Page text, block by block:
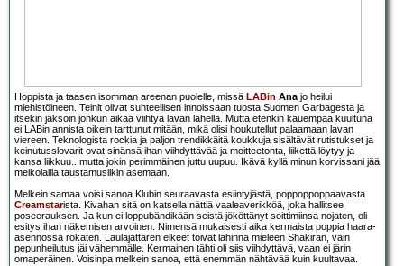
Hoppista ja taasen isomman areenan puolelle, missä LABin Anajo heilui
miehistöineen. Teinit olivat suhteellisen innoissaan tuosta Suomen Garbagesta ja
itsekin jaksoin jonkun aikaa viihtyä lavan lähellä. Mutta etenkin kauempaa kuultuna
ei LABin annista oikein tarttunut mitään, mikä olisi houkutellut palaamaan lavan
viereen. Teknologista rockia ja paljon trendikkäitä koukkuja sisältävät rutistukset ja
keinutusslovarit ovat sinänsä ihan viihdyttävää ja moitteetonta, liikettä löytyy ja
kansa liikkuu...mutta jokin perimmäinen juttu uupuu. Ikävä kyllä minun korvissani jää
melkolailla taustamusiikin asemaan.
Melkein samaa voisi sanoa Klubin seuraavasta esiintyjästä, poppoppoppaavasta
Creamstarista. Kivahan sitä on katsella nättiä vaaleaverikköä, joka hallitsee
poseerauksen. Ja kun ei loppubändikään seistä jököttänyt soittimiinsa nojaten, oli
esitys ihan näkemisen arvoinen. Nimensä mukaisesti aika kermaista poppia haara-
asennossa rokaten. Laulajattaren elkeet toivat lähinnä mieleen Shakiran, vain
pepunheilutus jäi vähemmälle. Kermainen tähti oli siis viihdyttävä, vaan ei järin
omaperäinen. Voisinpa melkein sanoa, että enemmän nähtävää kuin kuultavaa.